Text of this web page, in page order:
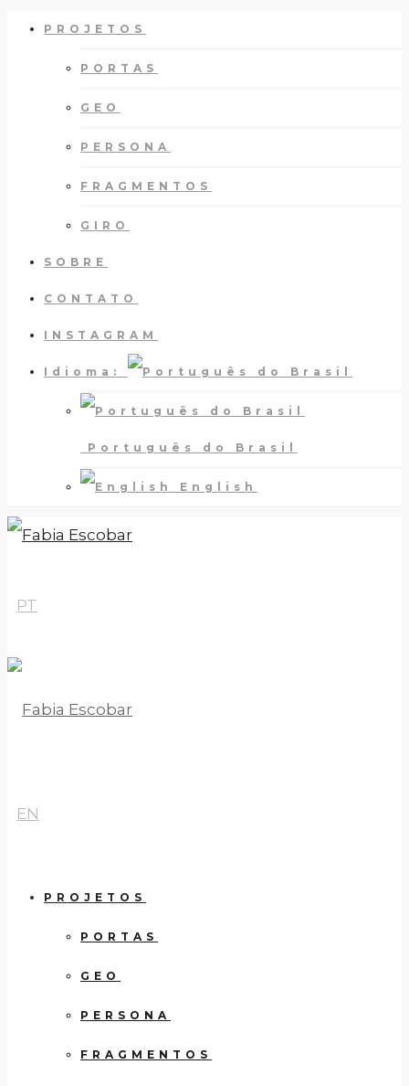
PROJETOS
PORTAS
GEO
PERSONA
FRAGMENTOS
GIRO
SOBRE
CONTATO
INSTAGRAM
Idioma:
Português do Brasil
English
PT
EN
PROJETOS
PORTAS
GEO
PERSONA
FRAGMENTOS